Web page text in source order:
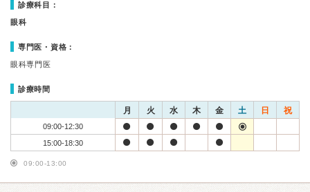
診療科目：
眼科
専門医・資格：
眼科専門医
診療時間
月 火 水 木 金 土 日 祝
09:00-12:30
15:00-18:30
09:00-13:00